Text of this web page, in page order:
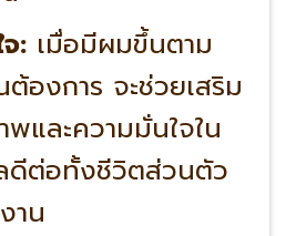
:เมื่อมีผมขึ้นตาม
องการ จะช่วยเสริม
และความมั่นใจใน
ดีต่อทั้งชีวิตส่วนตัว
าน